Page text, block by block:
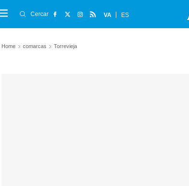
Cercar VA ES
Home comarcas Torrevieja